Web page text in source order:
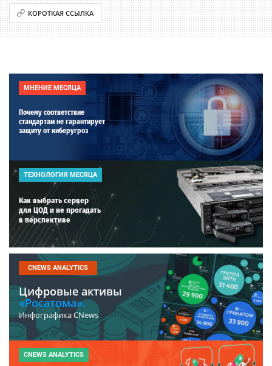
КОРОТКАЯ ССЫЛКА
МНЕНИЕ МЕСЯЦА
Почему соответствие
стандартам не гарантирует
защиту от киберугроз
ТЕХНОЛОГИЯ МЕСЯЦА
Как выбрать сервер
для ЦОД и не прогадать
в перспективе
CNEWS ANALYTICS
Цифровые активы
«Росатома».
Инфографика CNews
CNEWS ANALYTICS